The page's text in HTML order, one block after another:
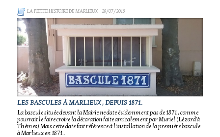
LA PETITE HISTOIRE DE MARLIEUX- 29/07/2016
LES BASCULES À MARLIEUX , DEPUIS 1871.
La bascule située devant la Mairie ne date évidemment pas de 1871 , comme
pourrait le faire croire la décoration faite amicalement par Muriel (Lézard'à
Thèmes) Mais cette date fait référence à l'installation de la première bascule
à Marlieux en 1871..